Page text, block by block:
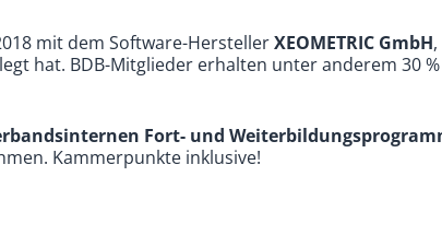
mit dem Software-HerstellerXEOMETRIC GmbH
hat. BDB-Mitglieder erhalten unter anderem 30
Fort- und
Kammerpunkte inklusive!